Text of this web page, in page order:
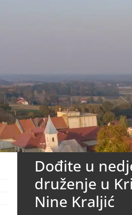
Dođite u
druženje u
Nine Kraljić